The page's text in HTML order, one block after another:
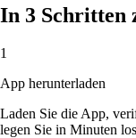
In 3 Schritten
1
App herunterladen
Laden Sie die App,
legen Sie in Minuten